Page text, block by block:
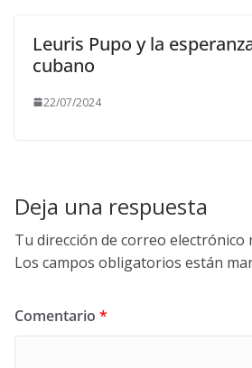
Leuris Pupo y la
cubano
22/07/2024
Deja una respuesta
Tu dirección de correo electrónico
Los campos obligatorios están
Comentario *